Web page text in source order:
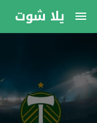
يلا شوت